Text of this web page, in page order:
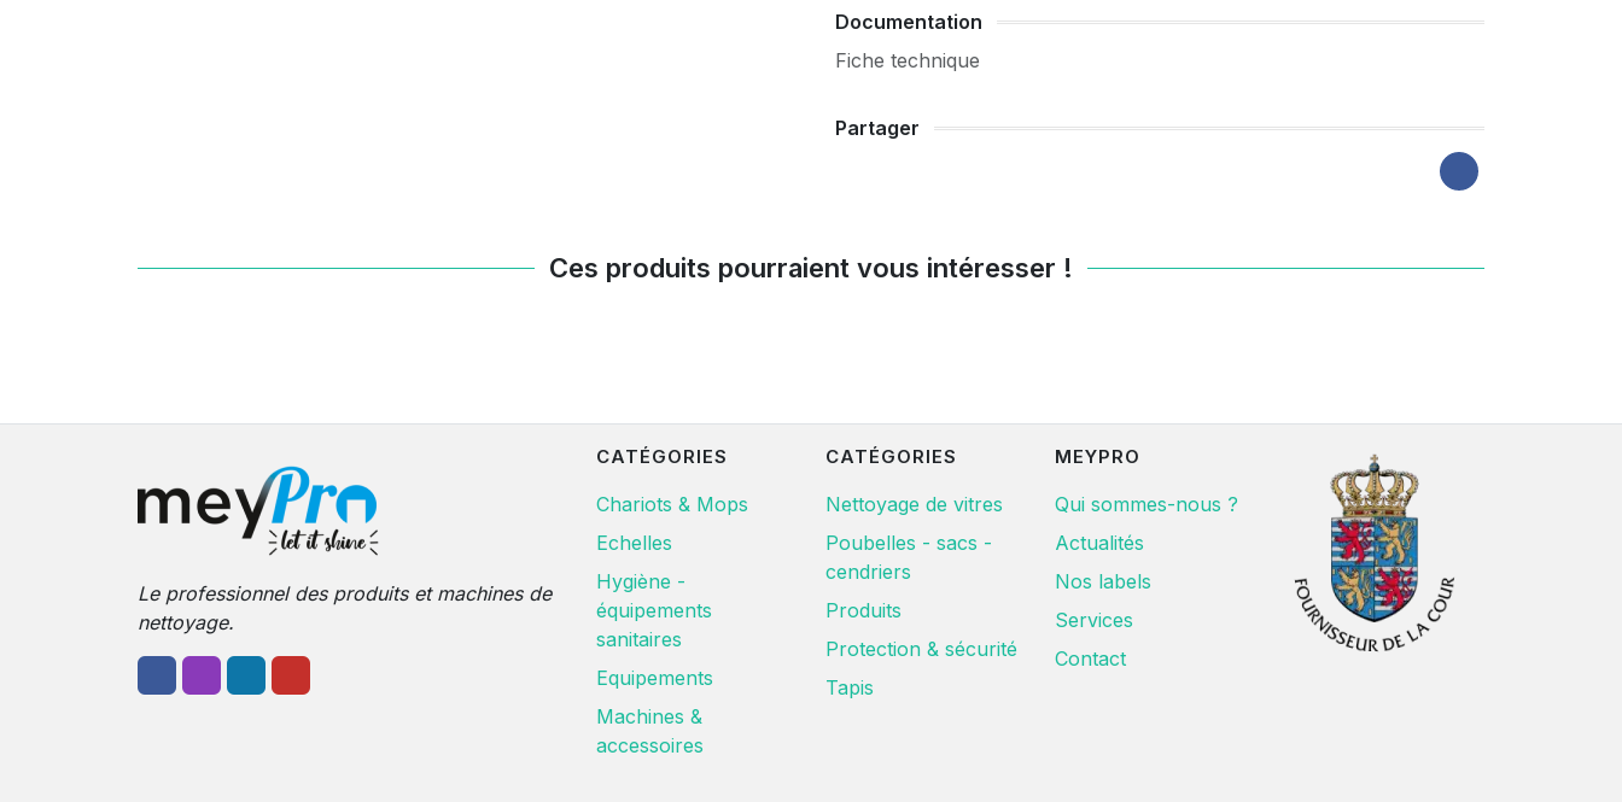
Documentation
Fiche technique
Partager
Ces produits pourraient vous intéresser !
Le professionnel des produits et machines de
nettoyage.
CATÉGORIES
Chariots & Mops
Echelles
Hygiène -
équipements
sanitaires
Equipements
Machines &
accessoires
CATÉGORIES
Nettoyage de vitres
Poubelles - sacs -
cendriers
Produits
Protection & sécurité
Tapis
MEYPRO
Qui sommes-nous ?
Actualités
Nos labels
Services
Contact